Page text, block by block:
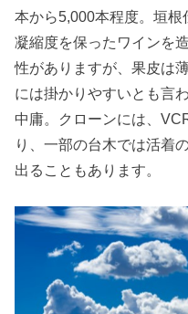
本から5,000本程度。垣
凝縮度を保ったワインを
性がありますが、果皮は
には掛かりやすいとも言
中庸。クローンには、
り、一部の台木では活着
出ることもあります。